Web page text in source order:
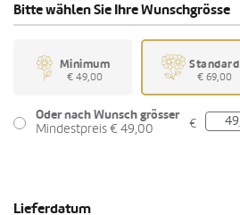
Bitte wählen Sie Ihre Wunschgrösse
Minimum
€ 49,00
Standard
€ 69,00
Oder nach Wunsch grösser
Mindestpreis € 49,00
€
Lieferdatum